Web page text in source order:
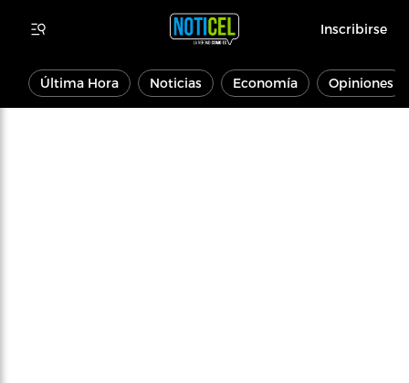
Inscribirse
Última Hora Noticias Economía Opiniones